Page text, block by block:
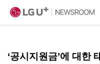
‘공시지원금’에 대한